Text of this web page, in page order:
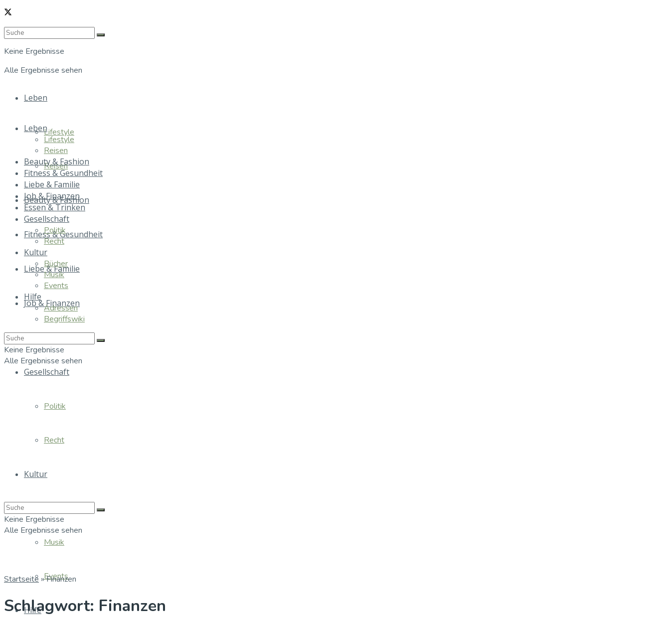
Keine Ergebnisse
Alle Ergebnisse sehen
Leben
Lifestyle
Reisen
Beauty & Fashion
Fitness & Gesundheit
Liebe & Familie
Job & Finanzen
Gesellschaft
Politik
Recht
Kultur
Musik
Events
Hilfe
Leben
Lifestyle
Reisen
Beauty & Fashion
Fitness & Gesundheit
Liebe & Familie
Job & Finanzen
Essen & Trinken
Gesellschaft
Politik
Recht
Kultur
Bücher
Musik
Events
Hilfe
Adressen
Begriffswiki
Keine Ergebnisse
Alle Ergebnisse sehen
Keine Ergebnisse
Alle Ergebnisse sehen
Startseite »Finanzen
Schlagwort: Finanzen